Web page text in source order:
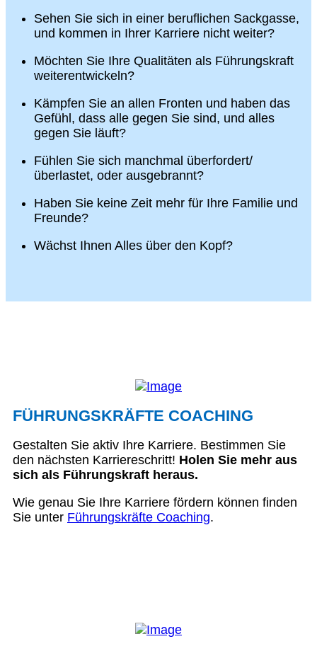
Sehen Sie sich in einer beruflichen Sackgasse,
und kommen in Ihrer Karriere nicht weiter?
Möchten Sie Ihre Qualitäten als Führungskraft
weiterentwickeln?
Kämpfen Sie an allen Fronten und haben das
Gefühl, dass alle gegen Sie sind, und alles
gegen Sie läuft?
Fühlen Sie sich manchmal überfordert/
überlastet, oder ausgebrannt?
Haben Sie keine Zeit mehr für Ihre Familie und
Freunde?
Wächst Ihnen Alles über den Kopf?
FÜHRUNGSKRÄFTE COACHING
Gestalten Sie aktiv Ihre Karriere. Bestimmen Sie
den nächsten Karriereschritt! Holen Sie mehr aus
sich als Führungskraft heraus.
Wie genau Sie Ihre Karriere fördern können finden
Sie unter Führungskräfte Coaching.